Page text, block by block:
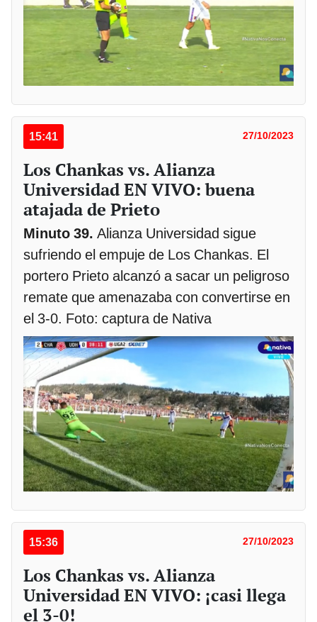
15:41 27/10/2023
Los Chankas vs. Alianza
Universidad EN VIVO: buena
atajada de Prieto
Minuto 39. Alianza Universidad sigue
sufriendo el empuje de Los Chankas. El
portero Prieto alcanzó a sacar un peligroso
remate que amenazaba con convertirse en
el 3-0. Foto: captura de Nativa
15:36 27/10/2023
Los Chankas vs. Alianza
Universidad EN VIVO: ¡casi llega
el 3-0!